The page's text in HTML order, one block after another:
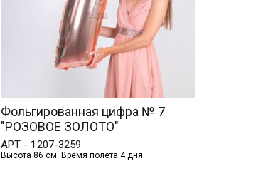
Фольгированная цифра № 7
"РОЗОВОЕ ЗОЛОТО"
АРТ - 1207-3259
Высота 86 см. Время полета 4 дня